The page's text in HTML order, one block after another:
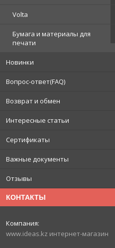
Volta
Бумага и материалы для
печати
Новинки
Вопрос-ответ(FAQ)
Возврат и обмен
Интересные статьи
Сертификаты
Важные документы
Отзывы
КОНТАКТЫ
www.ideas.kz интернет-магазин